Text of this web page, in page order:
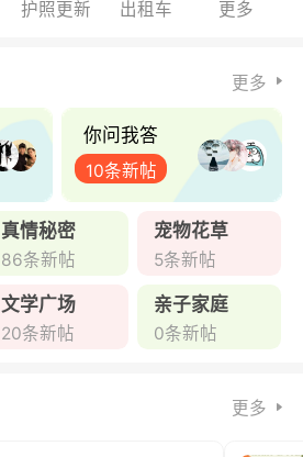
护照更新 出租车 更多
更多
你问我答
10条新帖
真情秘密
86条新帖
宠物花草
5条新帖
文学广场
20条新帖
亲子家庭
0条新帖
更多